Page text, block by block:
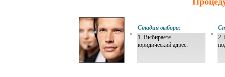
Стадия выбора:
1. Выбираете
юридический адрес.
2.